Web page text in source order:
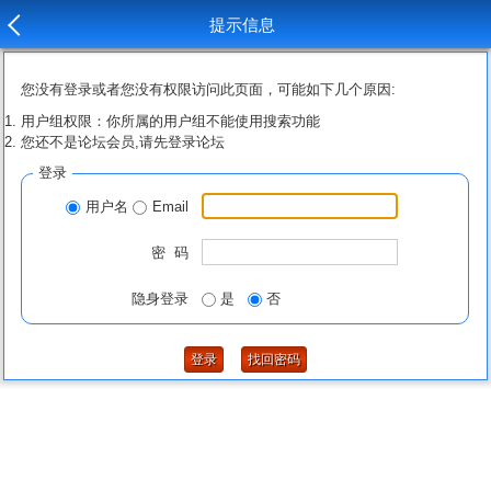
提示信息
您没有登录或者您没有权限访问此页面，可能如下几个原因:
用户组权限：你所属的用户组不能使用搜索功能
您还不是论坛会员,请先登录论坛
登录
用户名 Email
密 码
隐身登录 是 否